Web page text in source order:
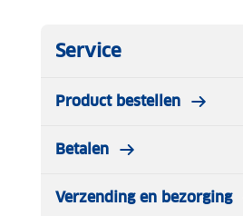
Service
Product bestellen
Betalen
Verzending en bezorging